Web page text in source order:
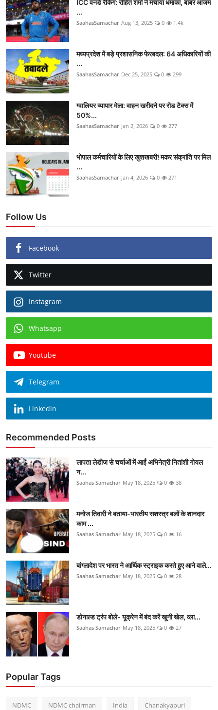
ICC वनडे रैंकिंग: रोहित शर्मा ने मचाया धमाका, बाबर आजम
...
SaahasSamachar Aug 13, 2025 0 1.4k
मध्यप्रदेश में बड़े प्रशासनिक फेरबदल: 64 अधिकारियों की
...
SaahasSamachar Dec 25, 2025 0 299
ग्वालियर व्यापार मेला: वाहन खरीदने पर रोड टैक्स में
50%...
SaahasSamachar Jan 2, 2026 0 277
भोपाल कर्मचारियों के लिए खुशखबरी! मकर संक्रांति पर मिल
...
SaahasSamachar Jan 4, 2026 0 271
Follow Us
Facebook
Twitter
Instagram
Whatsapp
Youtube
Telegram
Linkedin
Recommended Posts
लापता लेडीज से चर्चाओं में आईं अभिनेत्री नितांशी गोयल
न...
Saahas Samachar May 18, 2025 0 38
मनोज तिवारी ने बताया-भारतीय सशस्त्र बलों के शानदार
काम ...
Saahas Samachar May 18, 2025 0 16
बांग्लादेश पर भारत ने आर्थिक स्ट्राइक करते हुए आने वाले...
Saahas Samachar May 18, 2025 0 28
डोनाल्ड ट्रंप बोले- यूक्रेन में बंद करें खूनी खेल, व्ला...
Saahas Samachar May 18, 2025 0 27
Popular Tags
NDMC NDMC chairman India Chanakyapuri